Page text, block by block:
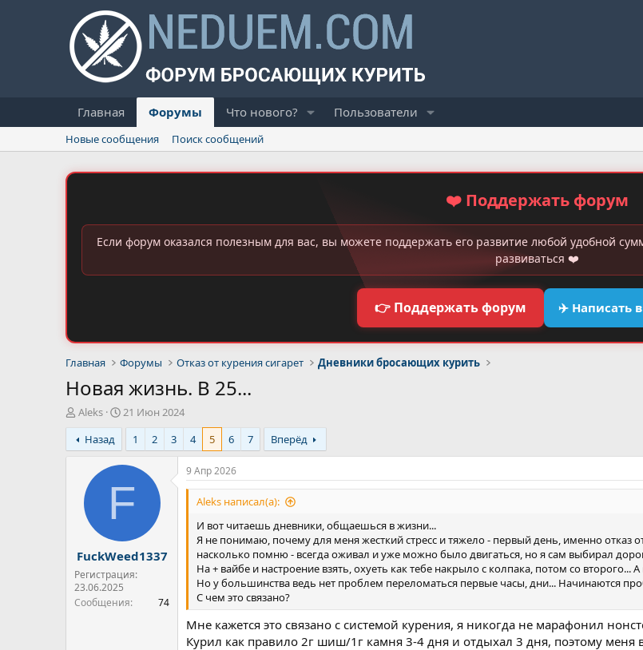
Главная Форумы Что нового? Пользователи
Новые сообщения Поиск сообщений
❤️ Поддержать форум
Если форум оказался полезным для вас, вы можете поддержать его развитие любой удобной
развиваться ❤️
👉 Поддержать форум ✈️ Написать
Главная Форумы Отказ от курения сигарет Дневники бросающих курить
Новая жизнь. В 25...
А
в
т
о
м
Aleks
Д
а
а
н
а
21 Июн 2024
Назад
1 2 3 4 5 6 7 Вперёд
F
FuckWeed1337
Регистрация:
23.06.2025
Сообщения
74
9 Апр 2026
Aleks написал(а):
И вот читаешь дневники, общаешься в жизни...
Я не понимаю, почему для меня жесткий стресс и тяжело - первый день, именно отказ
насколько помню - всегда оживал и уже можно было двигаться, но я сам выбирал
На + вайбе и настроение взять, охуеть как тебе накрыло с колпака, потом со
Но у большинства ведь нет проблем переломаться первые часы, дни... Начинаются
С чем это связано?
Мне кажется это связано с системой курения, я никогда не марафонил
Курил как правило 2г шиш/1г камня 3-4 дня и отдыхал 3 дня, поэтому